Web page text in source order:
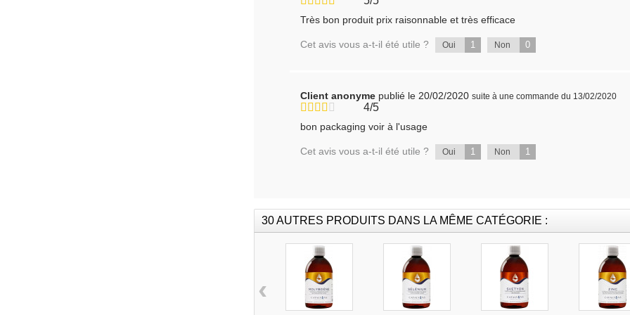
Très bon produit prix raisonnable et très efficace
Cet avis vous a-t-il été utile ? Oui 1 Non 0
Client anonyme publié le 20/02/2020 suite à une commande du 13/02/2020
4/5
bon packaging voir à l'usage
Cet avis vous a-t-il été utile ? Oui 1 Non 1
30 AUTRES PRODUITS DANS LA MÊME CATÉGORIE :
‹